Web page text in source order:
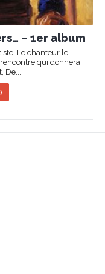
– 1er album
Le chanteur le
qui donnera
De...